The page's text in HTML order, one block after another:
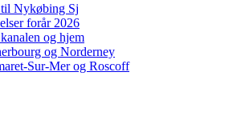
Nykøbing Sj
forår 2026
og hjem
og Norderney
Sur-Mer og Roscoff